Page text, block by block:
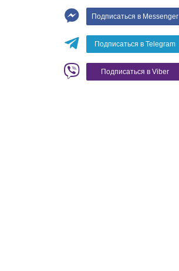
Вино
Белое вино
Красное вино
Кофе
Blaser
Подписаться в Messenger
Подписаться в Telegram
Подписаться в Viber